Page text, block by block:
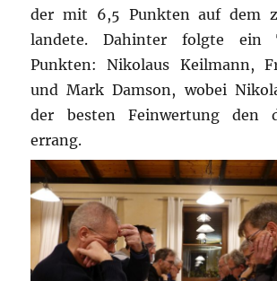
der mit 6,5 Punkten auf dem
landete. Dahinter folgte
Punkten: Nikolaus Keilmann,
und Mark Damson, wobei
der besten Feinwertung den
errang.